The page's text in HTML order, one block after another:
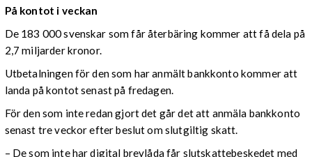
På kontot i veckan
De 183 000 svenskar som får återbäring kommer att få dela på
2,7 miljarder kronor.
Utbetalningen för den som har anmält bankkonto kommer att
landa på kontot senast på fredagen.
För den som inte redan gjort det går det att anmäla bankkonto
senast tre veckor efter beslut om slutgiltig skatt.
– De som inte har digital brevlåda får slutskattebeskedet med